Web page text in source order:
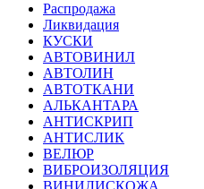
Распродажа
Ликвидация
КУСКИ
АВТОВИНИЛ
АВТОЛИН
АВТОТКАНИ
АЛЬКАНТАРА
АНТИСКРИП
АНТИСЛИК
ВЕЛЮР
ВИБРОИЗОЛЯЦИЯ
ВИНИЛИСКОЖА